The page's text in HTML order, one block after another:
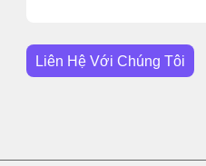
Liên Hệ Với Chúng Tôi